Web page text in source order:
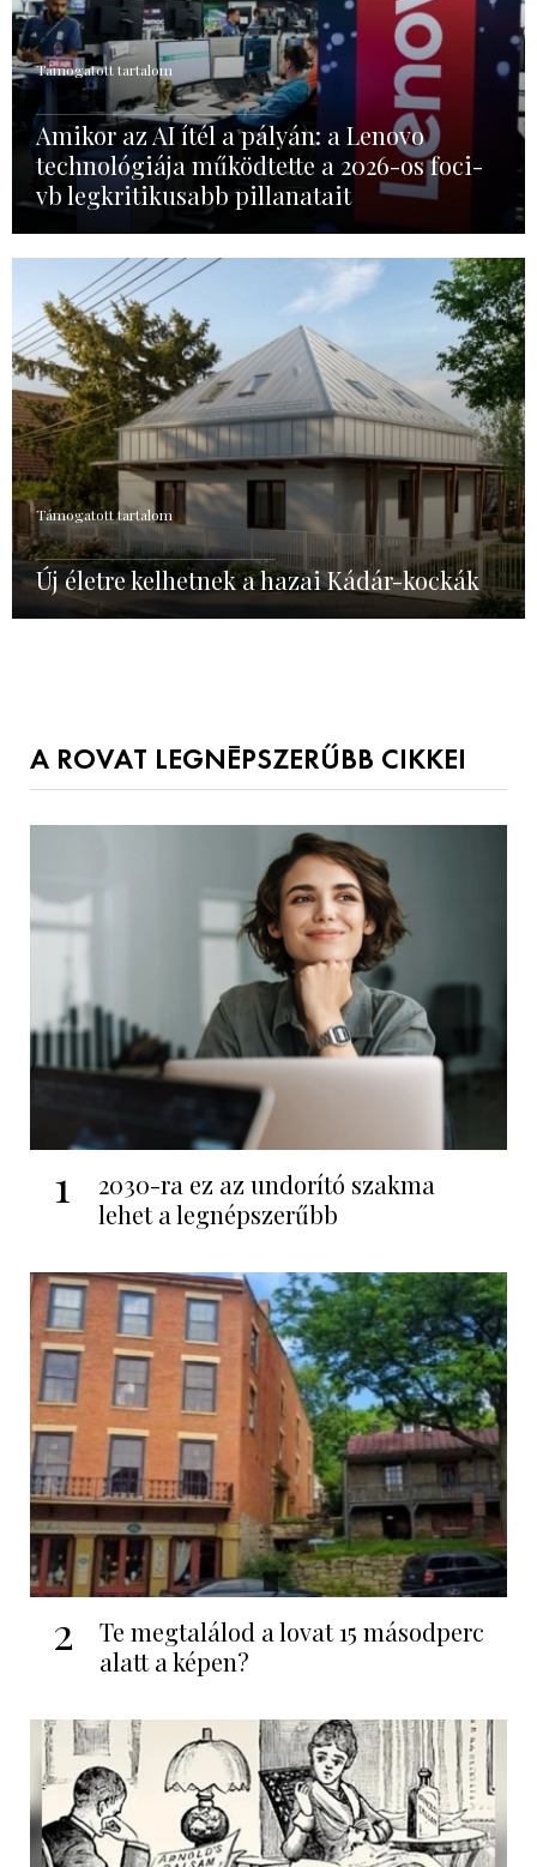
Támogatott tartalom
Amikor az AI ítél a pályán: a Lenovo
technológiája működtette a 2026-os foci-
vb legkritikusabb pillanatait
Támogatott tartalom
Új életre kelhetnek a hazai Kádár-kockák
A ROVAT LEGNÉPSZERŰBB CIKKEI
1
2030-ra ez az undorító szakma
lehet a legnépszerűbb
2
Te megtalálod a lovat 15 másodperc
alatt a képen?